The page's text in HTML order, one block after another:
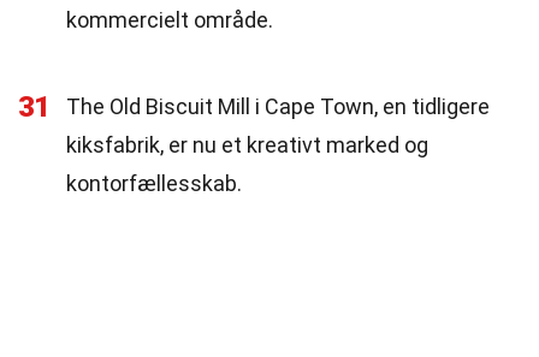
kommercielt område.
31
The Old Biscuit Mill i Cape Town, en tidligere
kiksfabrik, er nu et kreativt marked og
kontorfællesskab.